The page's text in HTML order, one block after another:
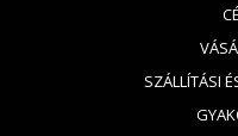
SZÁLLÍTÁSI